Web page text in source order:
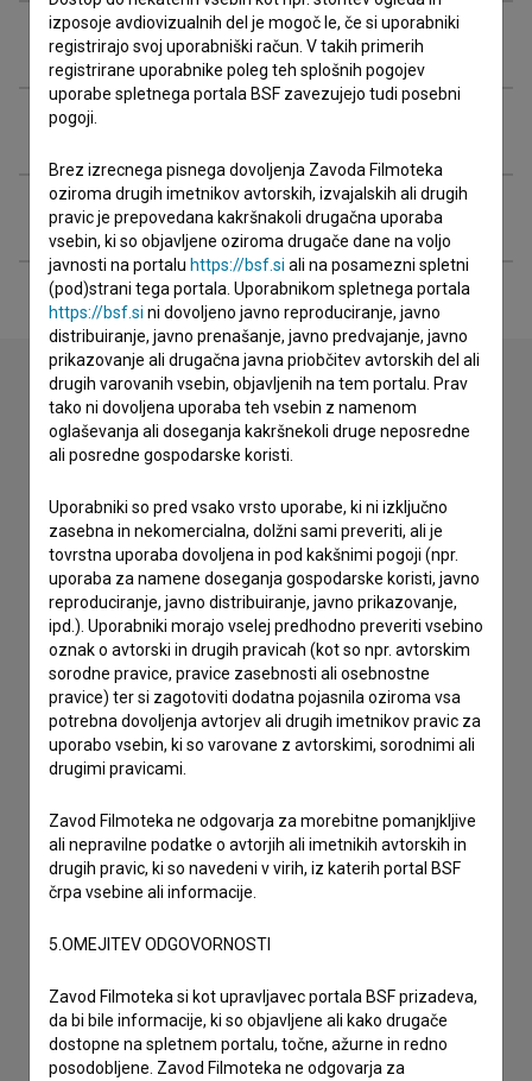
Ekipa
Organizacije
Razširjeni podatki
Stik z uredništvom
Spoštovani, s pomočjo spodnjega obrazca lahko stopite v
odzivov.
imam vprašanje
prijavljam napako
želim dodati podatke
drugo
izposoje avdiovizualnih del je mogoč le, če si uporabniki
registrirajo svoj uporabniški račun. V takih primerih
registrirane uporabnike poleg teh splošnih pogojev
uporabe spletnega portala BSF zavezujejo tudi posebni
pogoji.
Brez izrecnega pisnega dovoljenja Zavoda Filmoteka
oziroma drugih imetnikov avtorskih, izvajalskih ali drugih
pravic je prepovedana kakršnakoli drugačna uporaba
vsebin, ki so objavljene oziroma drugače dane na voljo
javnosti na portalu https://bsf.si ali na posamezni spletni
(pod)strani tega portala. Uporabnikom spletnega portala
https://bsf.si ni dovoljeno javno reproduciranje, javno
distribuiranje, javno prenašanje, javno predvajanje, javno
prikazovanje ali drugačna javna priobčitev avtorskih del ali
drugih varovanih vsebin, objavljenih na tem portalu. Prav
tako ni dovoljena uporaba teh vsebin z namenom
oglaševanja ali doseganja kakršnekoli druge neposredne
ali posredne gospodarske koristi.
Uporabniki so pred vsako vrsto uporabe, ki ni izključno
zasebna in nekomercialna, dolžni sami preveriti, ali je
tovrstna uporaba dovoljena in pod kakšnimi pogoji (npr.
uporaba za namene doseganja gospodarske koristi, javno
reproduciranje, javno distribuiranje, javno prikazovanje,
ipd.). Uporabniki morajo vselej predhodno preveriti vsebino
oznak o avtorski in drugih pravicah (kot so npr. avtorskim
sorodne pravice, pravice zasebnosti ali osebnostne
pravice) ter si zagotoviti dodatna pojasnila oziroma vsa
potrebna dovoljenja avtorjev ali drugih imetnikov pravic za
uporabo vsebin, ki so varovane z avtorskimi, sorodnimi ali
drugimi pravicami.
Zavod Filmoteka ne odgovarja za morebitne pomanjkljive
ali nepravilne podatke o avtorjih ali imetnikih avtorskih in
drugih pravic, ki so navedeni v virih, iz katerih portal BSF
črpa vsebine ali informacije.
5.OMEJITEV ODGOVORNOSTI
Zavod Filmoteka si kot upravljavec portala BSF prizadeva,
da bi bile informacije, ki so objavljene ali kako drugače
dostopne na spletnem portalu, točne, ažurne in redno
posodobljene. Zavod Filmoteka ne odgovarja za